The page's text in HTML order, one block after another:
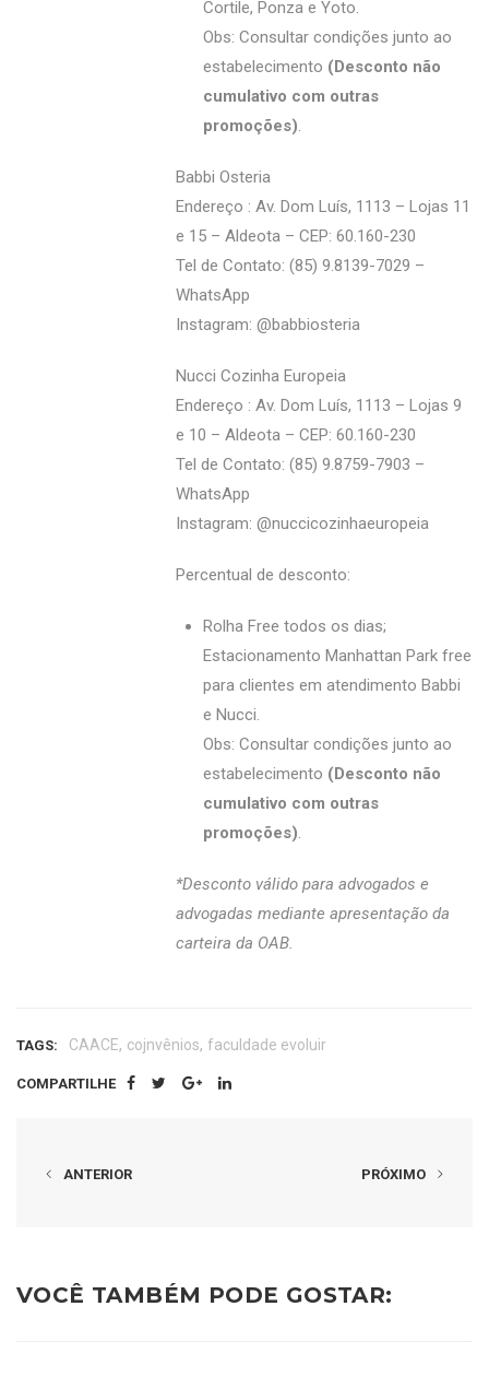
Cortile, Ponza e Yoto.
Obs: Consultar condições junto ao
estabelecimento (Desconto não
cumulativo com outras
promoções).
Babbi Osteria
Endereço : Av. Dom Luís, 1113 – Lojas 11
e 15 – Aldeota – CEP: 60.160-230
Tel de Contato: (85) 9.8139-7029 –
WhatsApp
Instagram: @‌babbiosteria
Nucci Cozinha Europeia
Endereço : Av. Dom Luís, 1113 – Lojas 9
e 10 – Aldeota – CEP: 60.160-230
Tel de Contato: (85) 9.8759-7903 –
WhatsApp
Instagram: @‌nuccicozinhaeuropeia
Percentual de desconto:
Rolha Free todos os dias;
Estacionamento Manhattan Park free
para clientes em atendimento Babbi
e Nucci.
Obs: Consultar condições junto ao
estabelecimento (Desconto não
cumulativo com outras
promoções).
*Desconto válido para advogados e
advogadas mediante apresentação da
carteira da OAB.
TAGS: CAACE, cojnvênios, faculdade evoluir
COMPARTILHE
ANTERIOR PRÓXIMO
VOCÊ TAMBÉM PODE GOSTAR: